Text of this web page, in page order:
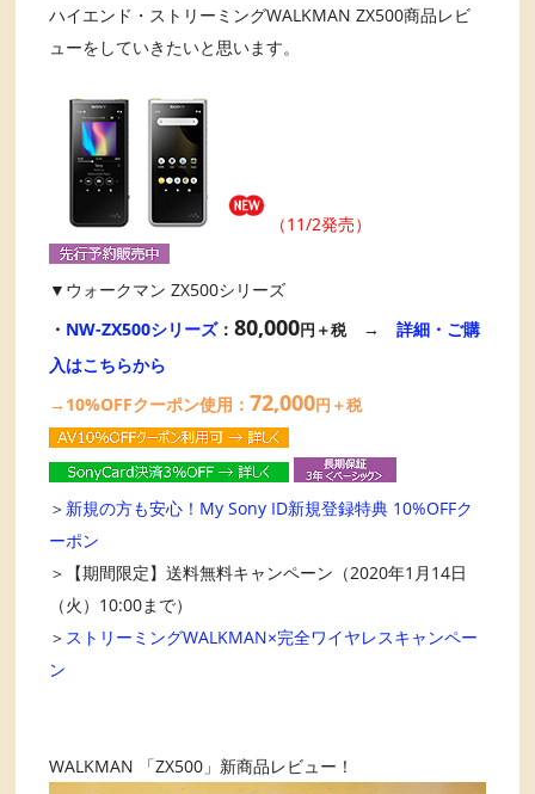
ハイエンド・ストリーミングWALKMAN ZX500商品レビ
ューをしていきたいと思います。
（11/2発売）
▼ウォークマン ZX500シリーズ
・ NW-ZX500シリーズ：80,000円＋税→詳細・ご購
入はこちらから
→10%OFFクーポン使用：72,000円＋税
＞ 新規の方も安心！My Sony ID新規登録特典 10%OFFク
ーポン
＞【期間限定】送料無料キャンペーン（2020年1月14日
（火）10:00まで）
＞ ストリーミングWALKMAN×完全ワイヤレスキャンペー
ン
WALKMAN 「ZX500」新商品レビュー！